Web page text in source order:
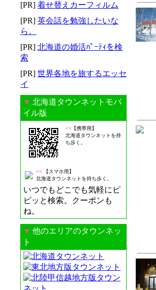
[PR] 着せ替えカーフィルム
[PR] 英会話を勉強したいな
ら。
[PR] 北海道の婚活ﾊﾟｰﾃｨを検
索
[PR] 世界各地を旅するエッセ
イ
▼ 北海道タウンネットモバ
イル版
<< 【携帯用】
北海道タウンネットを持
ち歩く。
<< 【スマホ用】
北海道タウンネットを持ち歩く。
いつでもどこでも気軽にピ
ピッと検索。クーポンも
ね。
▼ 他のエリアのタウンネッ
ト